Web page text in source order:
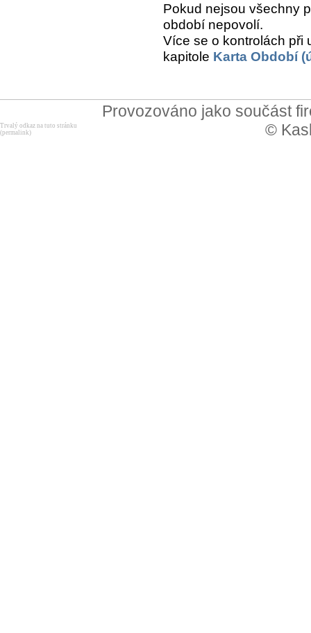
Pokud nejsou všechny
období nepovolí.
Více se o kontrolách při
kapitole Karta Období
Provozováno jako součást
©
Trvalý odkaz na tuto stránku
(permalink)